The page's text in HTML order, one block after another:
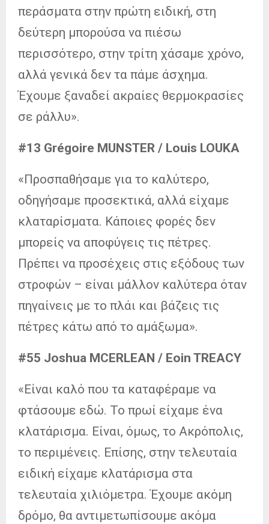
περάσματα στην πρώτη ειδική, στη
δεύτερη μπορούσα να πιέσω
περισσότερο, στην τρίτη χάσαμε χρόνο,
αλλά γενικά δεν τα πάμε άσχημα.
Έχουμε ξαναδεί ακραίες θερμοκρασίες
σε ράλλυ».
#13 Grégoire MUNSTER / Louis LOUKA
«Προσπαθήσαμε για το καλύτερο,
οδηγήσαμε προσεκτικά, αλλά είχαμε
κλαταρίσματα. Κάποιες φορές δεν
μπορείς να αποφύγεις τις πέτρες.
Πρέπει να προσέχεις στις εξόδους των
στροφών – είναι μάλλον καλύτερα όταν
πηγαίνεις με το πλάι και βάζεις τις
πέτρες κάτω από το αμάξωμα».
#55 Joshua MCERLEAN / Eoin TREACY
«Είναι καλό που τα καταφέραμε να
φτάσουμε εδώ. Το πρωί είχαμε ένα
κλατάρισμα. Είναι, όμως, το Ακρόπολις,
το περιμένεις. Επίσης, στην τελευταία
ειδική είχαμε κλατάρισμα στα
τελευταία χιλιόμετρα. Έχουμε ακόμη
δρόμο, θα αντιμετωπίσουμε ακόμα